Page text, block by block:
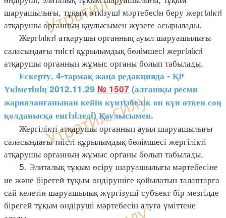
шаруашылығы, тұқым өткiзушi мәртебесiн беру жергiлiктi
атқарушы органның қаулысымен жүзеге асырылады.
Жергiлiктi атқарушы органның ауыл шаруашылығы
саласындағы тиiстi құрылымдық бөлiмшесi жергiлiктi
атқарушы органның жұмыс органы болып табылады.
Ескерту. 4-тармақ жаңа редакцияда - ҚР
Үкiметiнiң 2012.11.29 № 1507 (алғашқы ресми
жарияланғанынан кейін күнтізбелік он күн өткен соң
қолданысқа енгiзiледi) Қаулысымен.
Жергілікті атқарушы органның ауыл шаруашылығы
саласындағы тиісті құрылымдық бөлімшесі жергілікті
атқарушы органның жұмыс органы болып табылады.
5. Элиталық тұқым өсіру шаруашылығы мәртебесіне
ие және бірегей тұқым өндірушіге қойылатын талаптарға
сай келетін шаруашылық жүргізуші субъект бір мезгілде
бірегей тұқым өндіруші мәртебесін алуға үміттене